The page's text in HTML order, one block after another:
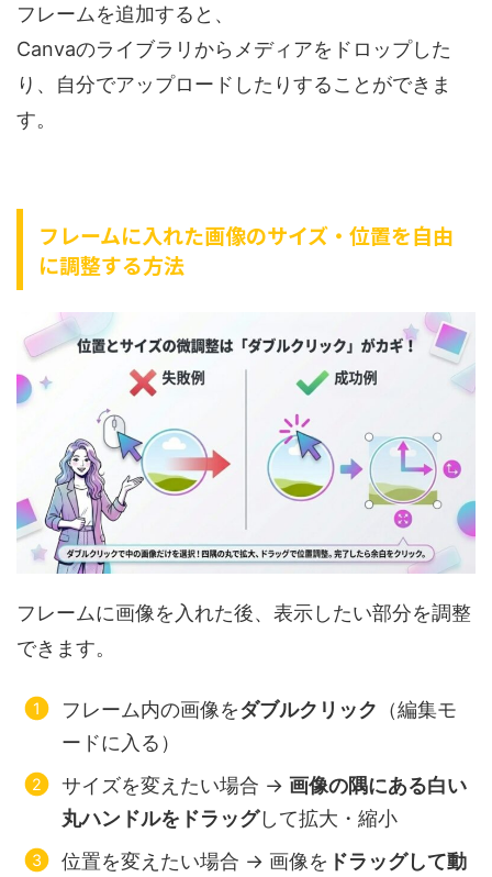
フレームを追加すると、
Canvaのライブラリからメディアをドロップした
り、自分でアップロードしたりすることができま
す。
フレームに入れた画像のサイズ・位置を自由
に調整する方法
フレームに画像を入れた後、表示したい部分を調整
できます。
フレーム内の画像をダブルクリック （編集モ
ードに入る）
サイズを変えたい場合 → 画像の隅にある白い
丸ハンドルをドラッグして拡大・縮小
位置を変えたい場合 → 画像を ドラッグして動